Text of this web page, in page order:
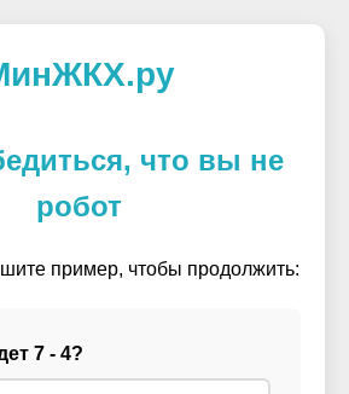
что вы не
робот
пример, чтобы продолжить:
7 - 4?